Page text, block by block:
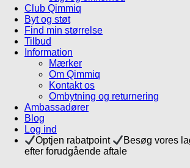
Club Qimmiq
Byt og støt
Find min størrelse
Tilbud
Information
Mærker
Om Qimmiq
Kontakt os
Ombytning og returnering
Ambassadører
Blog
Log ind
Optjen rabatpoint
Besøg vores
efter forudgående aftale